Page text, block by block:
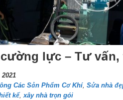
lực – Tư vấn,
2021
Các Sản Phẩm Cơ Khí, Sửa nhà
kế,xây nhà trọn gói